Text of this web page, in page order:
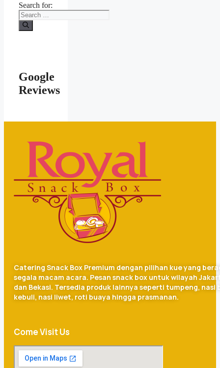
Search for:
Google
Reviews
Catering Snack Box Premium dengan pilihan kue yang
segala macam acara. Pesan snack box untuk wilayah
dan Bekasi. Tersedia produk lainnya seperti tumpeng, nasi
kebuli, nasi liwet, roti buaya hingga prasmanan.
Come Visit Us